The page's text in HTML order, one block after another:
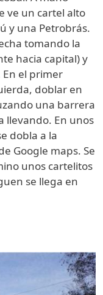
ve un cartel alto
y una Petrobrás.
tomando la
hacia capital) y
el primer
doblar en
una barrera
llevando. En unos
dobla a la
Google maps. Se
unos cartelitos
se llega en